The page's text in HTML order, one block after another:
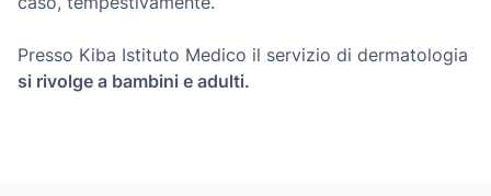
Presso Kiba Istituto Medico il servizio di dermatologia
si rivolge a bambini e adulti.